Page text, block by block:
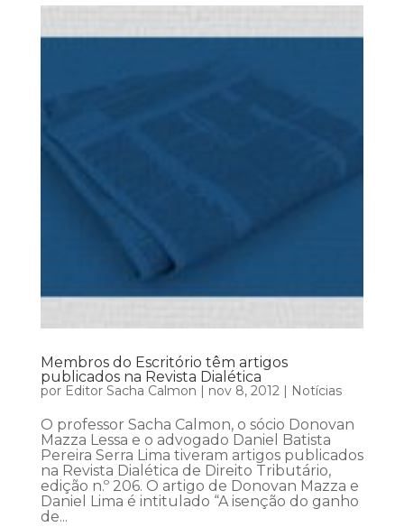
Membros do Escritório têm artigos
publicados na Revista Dialética
por Editor Sacha Calmon nov 8, 2012| Notícias
O professor Sacha Calmon, o sócio Donovan
Mazza Lessa e o advogado Daniel Batista
Pereira Serra Lima tiveram artigos publicados
na Revista Dialética de Direito Tributário,
edição n.º 206. O artigo de Donovan Mazza e
Daniel Lima é intitulado “A isenção do ganho
de...